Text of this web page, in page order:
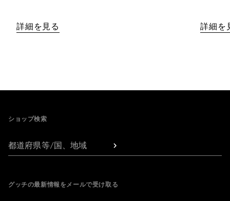
詳細を見る 詳細を
ショップ検索
都道府県等/国、地域
グッチの最新情報をメールで受け取る